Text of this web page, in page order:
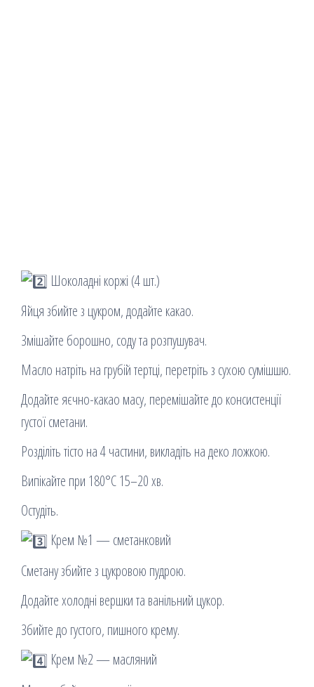
Шоколадні коржі (4 шт.)
Яйця збийте з цукром, додайте какао.
Змішайте борошно, соду та розпушувач.
Масло натріть на грубій тертці, перетріть з сухою сумішшю.
Додайте яєчно-какао масу, перемішайте до консистенції
густої сметани.
Розділіть тісто на 4 частини, викладіть на деко ложкою.
Випікайте при 180°C 15–20 хв.
Остудіть.
Крем №1 — сметанковий
Сметану збийте з цукровою пудрою.
Додайте холодні вершки та ванільний цукор.
Збийте до густого, пишного крему.
Крем №2 — масляний